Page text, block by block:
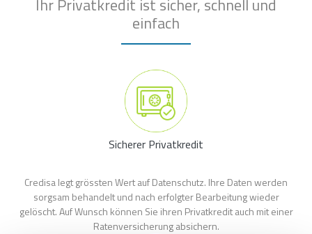
Ihr Privatkredit ist sicher, schnell und
einfach
Sicherer Privatkredit
Credisa legt grössten Wert auf Datenschutz. Ihre Daten werden
sorgsam behandelt und nach erfolgter Bearbeitung wieder
gelöscht. Auf Wunsch können Sie ihren Privatkredit auch mit einer
Ratenversicherung absichern.